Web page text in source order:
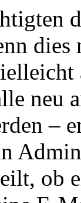
neu
–
ob